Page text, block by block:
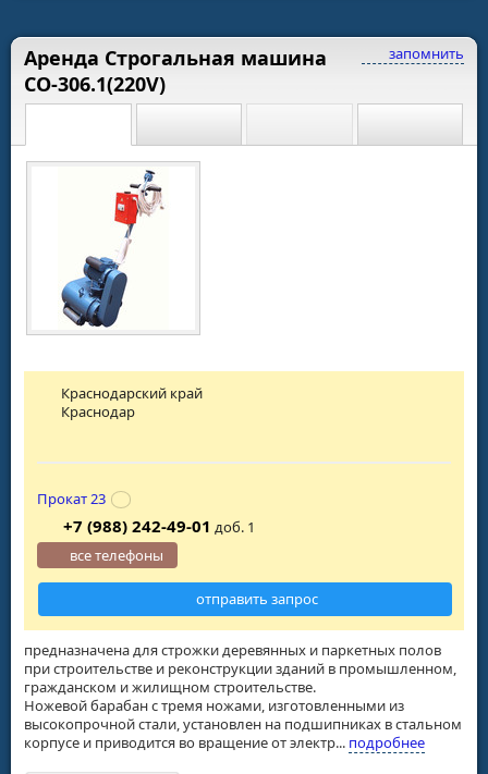
запомнить
Аренда Строгальная машина
СО-306.1(220V)
предназначена для строжки деревянных и паркетных полов
при строительстве и реконструкции зданий в промышленном,
гражданском и жилищном строительстве.
Ножевой барабан с тремя ножами, изготовленными из
высокопрочной стали, установлен на подшипниках в стальном
корпусе и приводится во вращение от электр... подробнее
Краснодарский край
Краснодар
Прокат 23
+7 (988) 242-49-01 доб. 1
все телефоны
отправить запрос